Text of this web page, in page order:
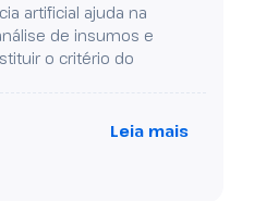
artificial ajuda na
de insumos e
o critério do
Leia mais